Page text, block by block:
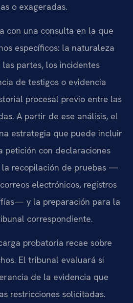
o exageradas.
con una consulta en la que
específicos: la naturaleza
partes, los incidentes
de testigos o evidencia
procesal previo entre las
A partir de ese análisis, el
estrategia que puede incluir
petición con declaraciones
recopilación de pruebas —
electrónicos, registros
y la preparación para la
correspondiente.
probatoria recae sobre
El tribunal evaluará si
de la evidencia que
restricciones solicitadas.